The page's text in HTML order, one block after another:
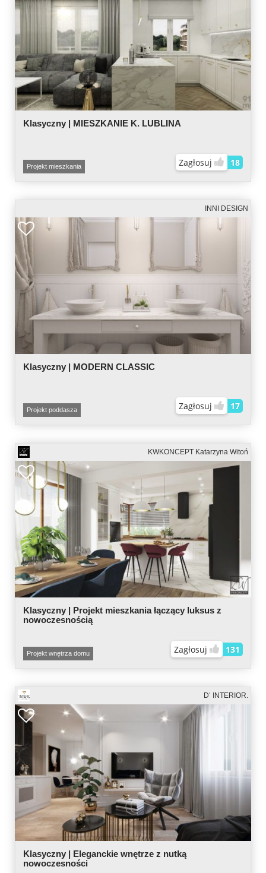
Klasyczny | MIESZKANIE K. LUBLINA
Projekt mieszkania Zagłosuj 18
INNI DESIGN
Klasyczny | MODERN CLASSIC
Projekt poddasza Zagłosuj 17
KWKONCEPT Katarzyna Witoń
Klasyczny | Projekt mieszkania łączący luksus z
nowoczesnością
Projekt wnętrza domu Zagłosuj 131
D’ INTERIOR.
Klasyczny | Eleganckie wnętrze z nutką
nowoczesności